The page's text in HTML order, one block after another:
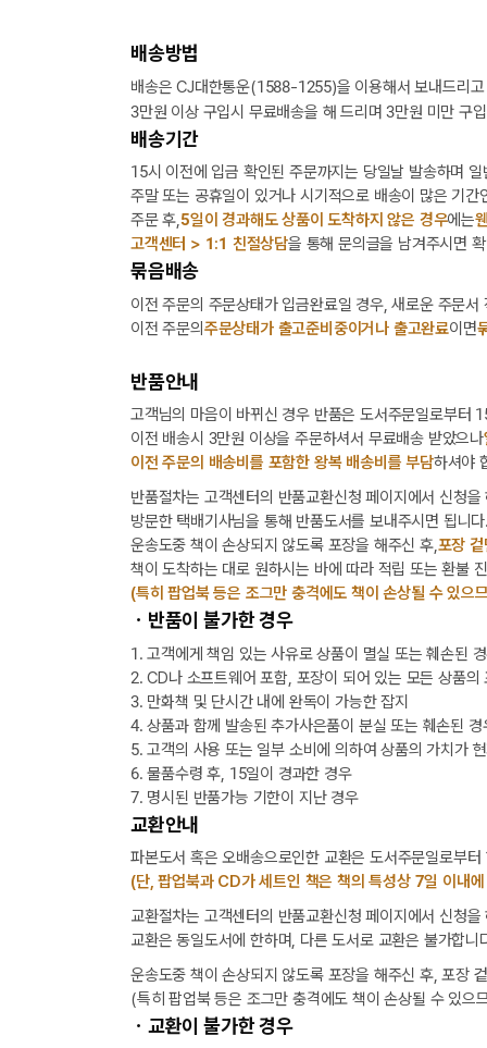
배송방법
배송은 CJ대한통운(1588-1255)을 이용해서 보내드리
3만원 이상 구입시 무료배송을 해 드리며 3만원 미만 구
배송기간
15시 이전에 입금 확인된 주문까지는 당일날 발송하며
주말 또는 공휴일이 있거나 시기적으로 배송이 많은 기
주문 후,5일이 경과해도 상품이 도착하지 않은 경우에는
고객센터 > 1:1 친절상담을 통해 문의글을 남겨주시면
묶음배송
이전 주문의 주문상태가 입금완료일 경우, 새로운 주문
이전 주문의 주문상태가 출고준비중이거나 출고완료이면
반품안내
고객님의 마음이 바뀌신 경우 반품은 도서주문일로부터
이전 배송시 3만원 이상을 주문하셔서 무료배송 받았으나
이전 주문의 배송비를 포함한 왕복 배송비를 부담하셔야
반품절차는 고객센터의 반품교환신청 페이지에서 신청
방문한 택배기사님을 통해 반품도서를 보내주시면 됩니
운송도중 책이 손상되지 않도록 포장을 해주신 후,포장
책이 도착하는 대로 원하시는 바에 따라 적립 또는 환불
(특히 팝업북 등은 조그만 충격에도 책이 손상될 수 있으
ㆍ반품이 불가한 경우
1. 고객에게 책임 있는 사유로 상품이 멸실 또는 훼손된
2. CD나 소프트웨어 포함, 포장이 되어 있는 모든 상품의
3. 만화책 및 단시간 내에 완독이 가능한 잡지
4. 상품과 함께 발송된 추가사은품이 분실 또는 훼손된 경
5. 고객의 사용 또는 일부 소비에 의하여 상품의 가치가
6. 물품수령 후, 15일이 경과한 경우
7. 명시된 반품가능 기한이 지난 경우
교환안내
파본도서 혹은 오배송으로인한 교환은 도서주문일로부
(단, 팝업북과 CD가 세트인 책은 책의 특성상 7일 이내
교환절차는 고객센터의 반품교환신청 페이지에서 신청
교환은 동일도서에 한하며, 다른 도서로 교환은 불가합니
운송도중 책이 손상되지 않도록 포장을 해주신 후, 포장
(특히 팝업북 등은 조그만 충격에도 책이 손상될 수 있으
ㆍ교환이 불가한 경우